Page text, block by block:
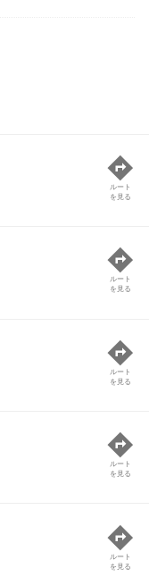
ルート
を見る
ルート
を見る
ルート
を見る
ルート
を見る
ルート
を見る